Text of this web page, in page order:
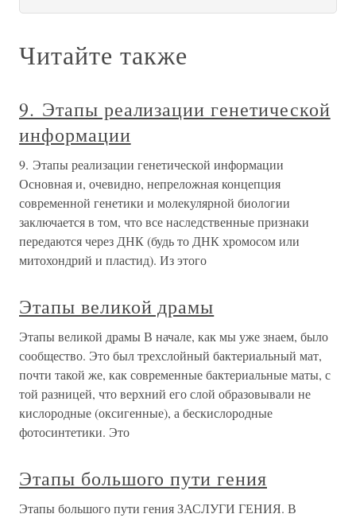
Читайте также
9. Этапы реализации генетической
информации
9. Этапы реализации генетической информации
Основная и, очевидно, непреложная концепция
современной генетики и молекулярной биологии
заключается в том, что все наследственные признаки
передаются через ДНК (будь то ДНК хромосом или
митохондрий и пластид). Из этого
Этапы великой драмы
Этапы великой драмы В начале, как мы уже знаем, было
сообщество. Это был трехслойный бактериальный мат,
почти такой же, как современные бактериальные маты, с
той разницей, что верхний его слой образовывали не
кислородные (оксигенные), а бескислородные
фотосинтетики. Это
Этапы большого пути гения
Этапы большого пути гения ЗАСЛУГИ ГЕНИЯ. В